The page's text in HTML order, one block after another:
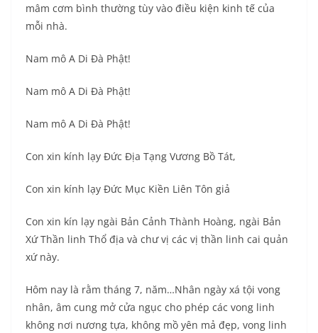
mâm cơm bình thường tùy vào điều kiện kinh tế của
mỗi nhà.
Nam mô A Di Đà Phật!
Nam mô A Di Đà Phật!
Nam mô A Di Đà Phật!
Con xin kính lạy Đức Địa Tạng Vương Bồ Tát,
Con xin kính lạy Đức Mục Kiền Liên Tôn giả
Con xin kín lạy ngài Bản Cảnh Thành Hoàng, ngài Bản
Xứ Thần linh Thổ địa và chư vị các vị thần linh cai quản
xứ này.
Hôm nay là rằm tháng 7, năm…Nhân ngày xá tội vong
nhân, âm cung mở cửa ngục cho phép các vong linh
không nơi nương tựa, không mồ yên mả đẹp, vong linh